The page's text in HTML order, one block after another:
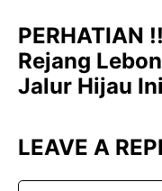
PERHATIAN
Rejang
Jalur Hijau Ini
LEAVE A